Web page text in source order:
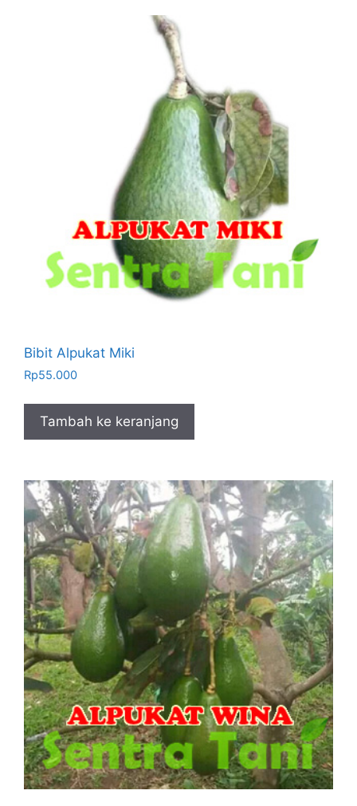
Bibit Alpukat Miki
Rp55.000
Tambah ke keranjang